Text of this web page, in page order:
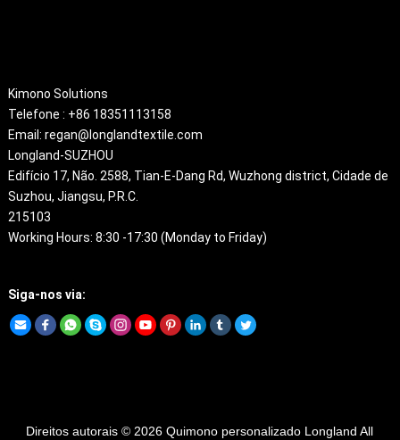
Kimono Solutions
Telefone : +86 18351113158
Email: regan@longlandtextile.com
Longland-SUZHOU
Edifício 17, Não. 2588, Tian-E-Dang Rd, Wuzhong district, Cidade de
Suzhou, Jiangsu, P.R.C.
215103
Working Hours: 8:30 -17:30 (Monday to Friday)
Siga-nos via:
Direitos autorais © 2026Quimono personalizado Longland All